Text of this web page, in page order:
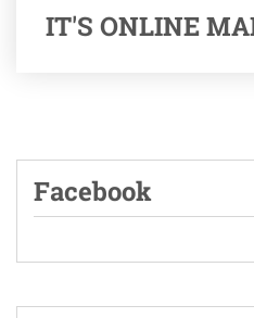
IT'S ONLINE
Facebook